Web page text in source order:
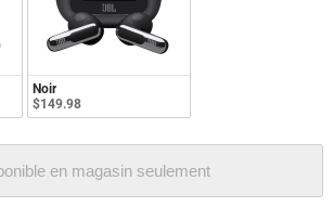
Noir
$149.98
en magasin seulement